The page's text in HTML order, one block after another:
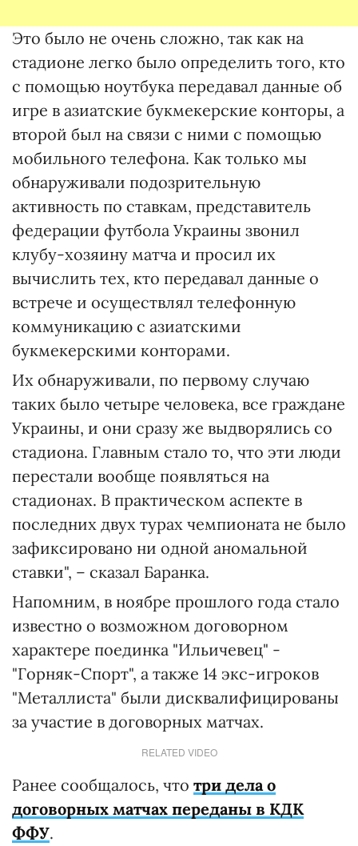
Это было не очень сложно, так как на
стадионе легко было определить того, кто
с помощью ноутбука передавал данные об
игре в азиатские букмекерские конторы, а
второй был на связи с ними с помощью
мобильного телефона. Как только мы
обнаруживали подозрительную
активность по ставкам, представитель
федерации футбола Украины звонил
клубу-хозяину матча и просил их
вычислить тех, кто передавал данные о
встрече и осуществлял телефонную
коммуникацию с азиатскими
букмекерскими конторами.
Их обнаруживали, по первому случаю
таких было четыре человека, все граждане
Украины, и они сразу же выдворялись со
стадиона. Главным стало то, что эти люди
перестали вообще появляться на
стадионах. В практическом аспекте в
последних двух турах чемпионата не было
зафиксировано ни одной аномальной
ставки", – сказал Баранка.
Напомним, в ноябре прошлого года стало
известно о возможном договорном
характере поединка "Ильичевец" -
"Горняк-Спорт", а также 14 экс-игроков
"Металлиста" были дисквалифицированы
за участие в договорных матчах.
RELATED VIDEO
Ранее сообщалось, что три дела о
договорных матчах переданы в КДК
ФФУ.